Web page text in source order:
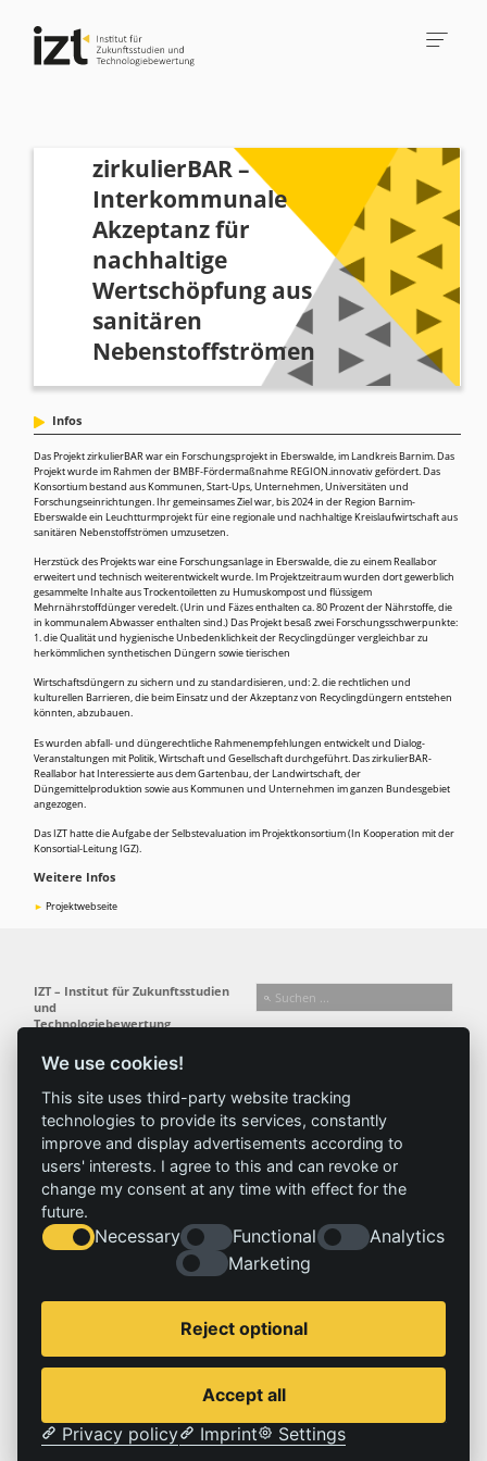
zirkulierBAR –
Interkommunale
Akzeptanz für
nachhaltige
Wertschöpfung aus
sanitären
Nebenstoffströmen
Das Projekt zirkulierBAR war ein Forschungsprojekt in Eberswalde, im Landkreis Barnim. Das
Projekt wurde im Rahmen der BMBF-Fördermaßnahme REGION.innovativ gefördert. Das
Konsortium bestand aus Kommunen, Start-Ups, Unternehmen, Universitäten und
Forschungseinrichtungen. Ihr gemeinsames Ziel war, bis 2024 in der Region Barnim-
Eberswalde ein Leuchtturmprojekt für eine regionale und nachhaltige Kreislaufwirtschaft aus
sanitären Nebenstoffströmen umzusetzen.
Herzstück des Projekts war eine Forschungsanlage in Eberswalde, die zu einem Reallabor
erweitert und technisch weiterentwickelt wurde. Im Projektzeitraum wurden dort gewerblich
gesammelte Inhalte aus Trockentoiletten zu Humuskompost und flüssigem
Mehrnährstoffdünger veredelt. (Urin und Fäzes enthalten ca. 80 Prozent der Nährstoffe, die
in kommunalem Abwasser enthalten sind.) Das Projekt besaß zwei Forschungsschwerpunkte:
1. die Qualität und hygienische Unbedenklichkeit der Recyclingdünger vergleichbar zu
herkömmlichen synthetischen Düngern sowie tierischen
Wirtschaftsdüngern zu sichern und zu standardisieren, und: 2. die rechtlichen und
kulturellen Barrieren, die beim Einsatz und der Akzeptanz von Recyclingdüngern entstehen
könnten, abzubauen.
Es wurden abfall- und düngerechtliche Rahmenempfehlungen entwickelt und Dialog-
Veranstaltungen mit Politik, Wirtschaft und Gesellschaft durchgeführt. Das zirkulierBAR-
Reallabor hat Interessierte aus dem Gartenbau, der Landwirtschaft, der
Düngemittelproduktion sowie aus Kommunen und Unternehmen im ganzen Bundesgebiet
angezogen.
Das IZT hatte die Aufgabe der Selbstevaluation im Projektkonsortium (In Kooperation mit der
Konsortial-Leitung IGZ).
Weitere Infos
Projektwebseite
Infos
We use cookies!
This site uses third-party website tracking
technologies to provide its services, constantly
improve and display advertisements according to
users' interests. I agree to this and can revoke or
change my consent at any time with effect for the
future.
Necessary Functional
Analytics
Marketing
Reject optional
Accept all
Privacy policy
Imprint Settings
IZT – Institut für Zukunftsstudien
und
Technologiebewertung
Busseallee 1 · 14163 Berlin
info@izt.de| www.izt.de
Institut
Profil
Team
Gremien
Forschung
Forschungsfelder
Referenz
Ergebnisse
Projekte
Aktuelles
News
Stellenangebote
Impressum
Impressum
Datenschutzerklärung
© 2026 | IZT – Institut für Zukunftsstudien und Technologiebewertung gemeinnützige GmbH